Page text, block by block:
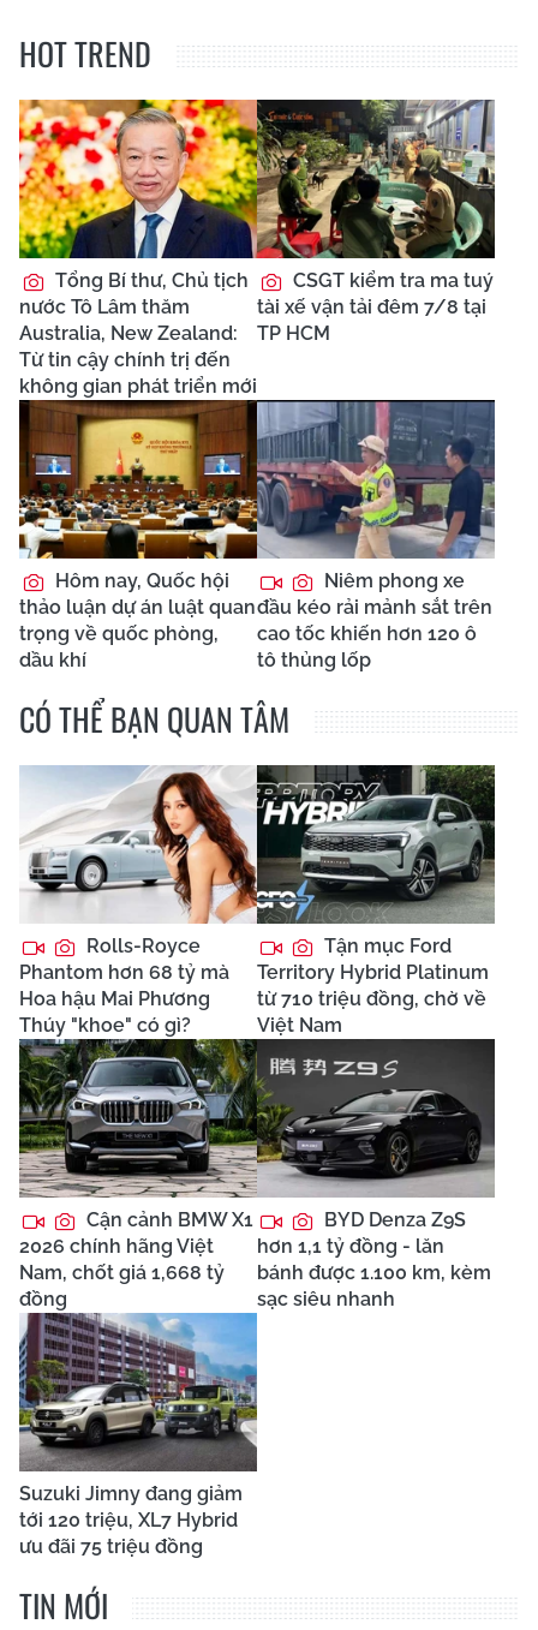
HOT TREND
Tổng Bí thư, Chủ tịch
nước Tô Lâm thăm
Australia, New Zealand:
Từ tin cậy chính trị đến
không gian phát triển mới
CSGT kiểm tra ma tuý
tài xế vận tải đêm 7/8 tại
TP HCM
Hôm nay, Quốc hội
thảo luận dự án luật quan
trọng về quốc phòng,
dầu khí
Niêm phong xe
đầu kéo rải mảnh sắt trên
cao tốc khiến hơn 120 ô
tô thủng lốp
CÓ THỂ BẠN QUAN TÂM
Rolls-Royce
Phantom hơn 68 tỷ mà
Hoa hậu Mai Phương
Thúy "khoe" có gì?
Tận mục Ford
Territory Hybrid Platinum
từ 710 triệu đồng, chờ về
Việt Nam
Cận cảnh BMW X1
2026 chính hãng Việt
Nam, chốt giá 1,668 tỷ
đồng
BYD Denza Z9S
hơn 1,1 tỷ đồng - lăn
bánh được 1.100 km, kèm
sạc siêu nhanh
Suzuki Jimny đang giảm
tới 120 triệu, XL7 Hybrid
ưu đãi 75 triệu đồng
TIN MỚI